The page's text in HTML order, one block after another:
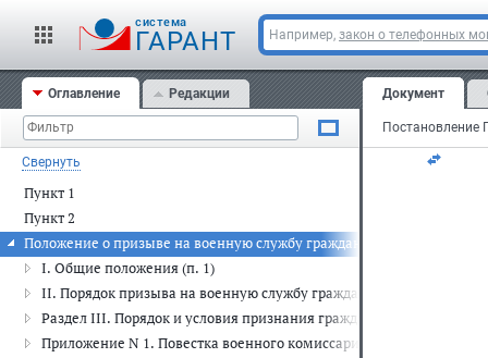
cистема
ГАРАНТ Например, закон о телефонных
Оглавление Редакции
Свернуть
Пункт 1
Пункт 2
Положение о призыве на военную службу граждан Российской
I. Общие положения (п. 1)
II. Порядок призыва на военную службу граждан РФ, не
Раздел III. Порядок и условия признания гражданина не
Приложение N 1. Повестка военного комиссариата
Документ